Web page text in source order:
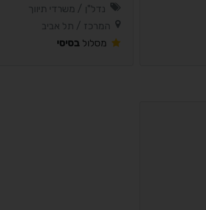
נדל"ן / משרדי תיווך
המרכז / תל אביב
מסלול בסיסי